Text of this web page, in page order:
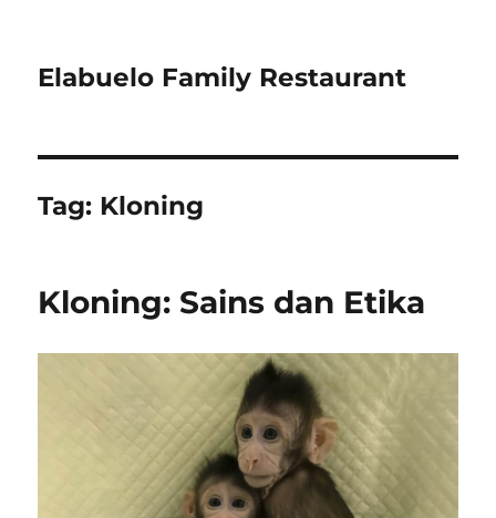
Elabuelo Family Restaurant
Tag: Kloning
Kloning: Sains dan Etika